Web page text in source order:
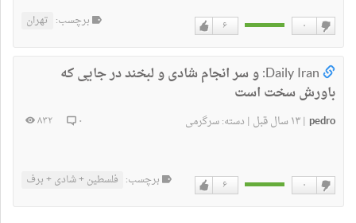
۶ ۰
ندارم
برچسب: تهران
Daily Iran: و سر انجام شادی و لبخند در جایی که
باورش سخت است
pedro
|۱۳ سال قبل | دسته:سرگرمی ۰ ۸۳۲
۶ ۰ برچسب: فلسطین + شادی + برف